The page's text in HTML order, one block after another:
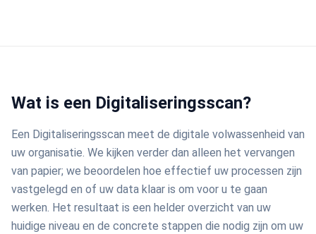
Wat is een Digitaliseringsscan?
Een Digitaliseringsscan meet de digitale volwassenheid van
uw organisatie. We kijken verder dan alleen het vervangen
van papier; we beoordelen hoe effectief uw processen zijn
vastgelegd en of uw data klaar is om voor u te gaan
werken. Het resultaat is een helder overzicht van uw
huidige niveau en de concrete stappen die nodig zijn om uw